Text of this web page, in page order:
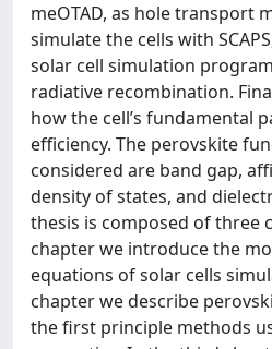
meOTAD, as hole transport
simulate the cells with
solar cell simulation
radiative recombination.
how the cell’s fundamental
efficiency. The perovskite
considered are band gap,
density of states, and
thesis is composed of three
chapter we introduce the
equations of solar cells
chapter we describe
the first principle methods